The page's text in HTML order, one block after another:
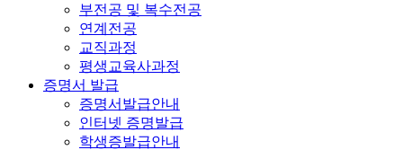
부전공 및 복수전공
연계전공
교직과정
평생교육사과정
증명서 발급
증명서발급안내
인터넷 증명발급
학생증발급안내